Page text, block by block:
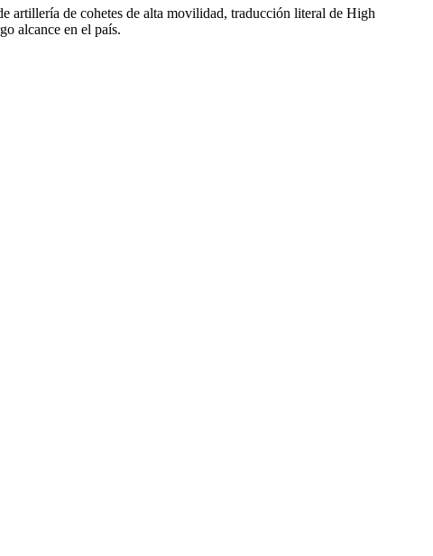
artillería de cohetes de alta movilidad, traducción literal de High
alcance en el país.